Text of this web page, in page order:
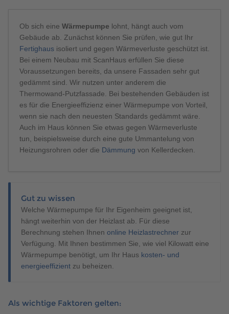
Ob sich eine Wärmepumpe lohnt, hängt auch vom
Gebäude ab. Zunächst können Sie prüfen, wie gut Ihr
Fertighaus isoliert und gegen Wärmeverluste geschützt ist.
Bei einem Neubau mit ScanHaus erfüllen Sie diese
Voraussetzungen bereits, da unsere Fassaden sehr gut
gedämmt sind. Wir nutzen unter anderem die
Thermowand-Putzfassade. Bei bestehenden Gebäuden ist
es für die Energieeffizienz einer Wärmepumpe von Vorteil,
wenn sie nach den neuesten Standards gedämmt wäre.
Auch im Haus können Sie etwas gegen Wärmeverluste
tun, beispielsweise durch eine gute Ummantelung von
Heizungsrohren oder die Dämmung von Kellerdecken.
Gut zu wissen
Welche Wärmepumpe für Ihr Eigenheim geeignet ist,
hängt weiterhin von der Heizlast ab. Für diese
Berechnung stehen Ihnen online Heizlastrechner zur
Verfügung. Mit Ihnen bestimmen Sie, wie viel Kilowatt eine
Wärmepumpe benötigt, um Ihr Haus kosten- und
energieeffizient zu beheizen.
Als wichtige Faktoren gelten: